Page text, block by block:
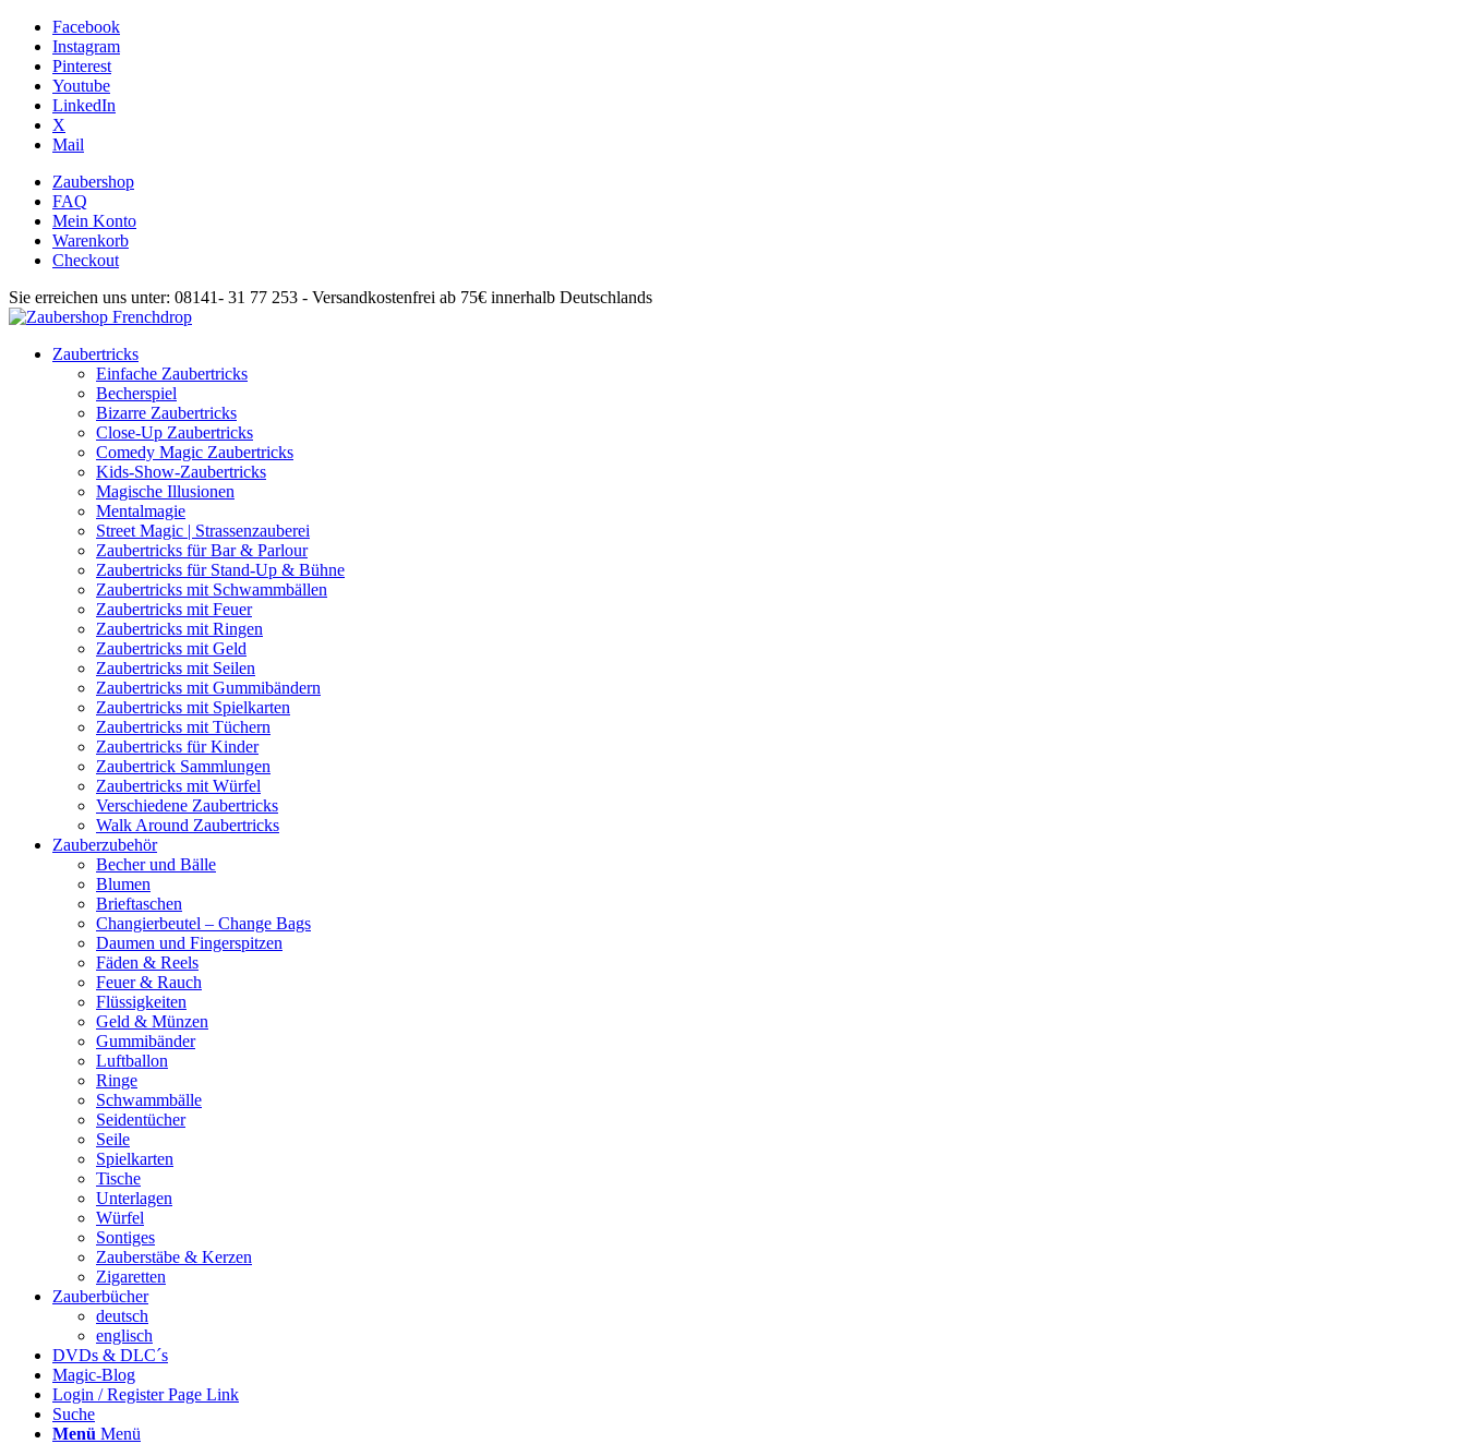
Facebook
Instagram
Pinterest
Youtube
LinkedIn
X
Mail
Zaubershop
FAQ
Mein Konto
Warenkorb
Checkout
Sie erreichen uns unter: 08141- 31 77 253 - Versandkostenfrei ab 75€ innerhalb Deutschlands
Zaubertricks
Einfache Zaubertricks
Becherspiel
Bizarre Zaubertricks
Close-Up Zaubertricks
Comedy Magic Zaubertricks
Kids-Show-Zaubertricks
Magische Illusionen
Mentalmagie
Street Magic | Strassenzauberei
Zaubertricks für Bar & Parlour
Zaubertricks für Stand-Up & Bühne
Zaubertricks mit Schwammbällen
Zaubertricks mit Feuer
Zaubertricks mit Ringen
Zaubertricks mit Geld
Zaubertricks mit Seilen
Zaubertricks mit Gummibändern
Zaubertricks mit Spielkarten
Zaubertricks mit Tüchern
Zaubertricks für Kinder
Zaubertrick Sammlungen
Zaubertricks mit Würfel
Verschiedene Zaubertricks
Walk Around Zaubertricks
Zauberzubehör
Becher und Bälle
Blumen
Brieftaschen
Changierbeutel – Change Bags
Daumen und Fingerspitzen
Fäden & Reels
Feuer & Rauch
Flüssigkeiten
Geld & Münzen
Gummibänder
Luftballon
Ringe
Schwammbälle
Seidentücher
Seile
Spielkarten
Tische
Unterlagen
Würfel
Sontiges
Zauberstäbe & Kerzen
Zigaretten
Zauberbücher
deutsch
englisch
DVDs & DLC´s
Magic-Blog
Login / Register Page Link
Suche
Menü Menü